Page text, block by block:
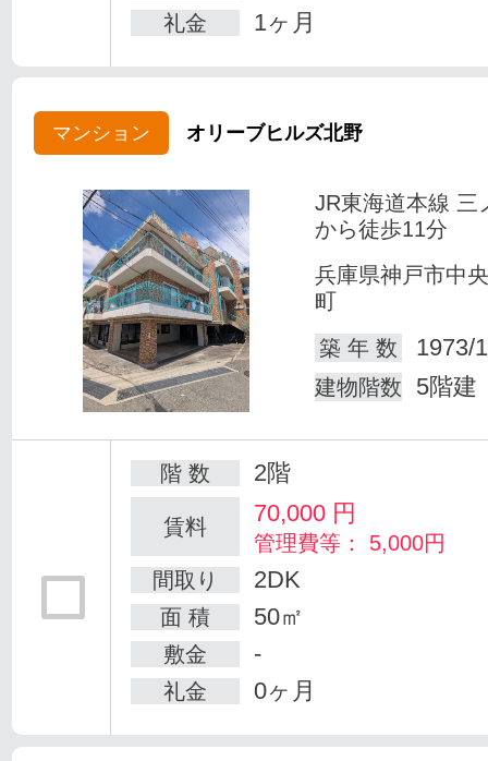
礼金 1ヶ月
マンション オリーブヒルズ北野
JR東海道本線 三
から徒歩11分
兵庫県神戸市中
町
築 年 数
1973/
建物階数 5階建
階 数 2階
賃料 70,000 円
管理費等： 5,000円
間取り
2DK
面 積 50㎡
敷金 -
礼金 0ヶ月